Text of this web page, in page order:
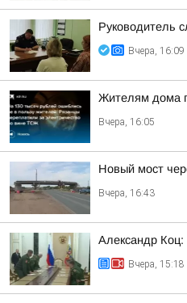
Руководитель
Вчера, 16:09
Жителям дома
Вчера, 16:05
Новый мост
Вчера, 16:43
Александр
Вчера, 15:18